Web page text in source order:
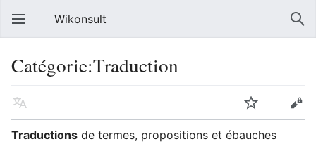
Wikonsult
Catégorie:Traduction
Traductions de termes, propositions et ébauches